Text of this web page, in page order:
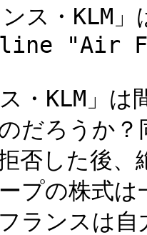
ス・KLM」
"Air
・KLM」
だろうか
否した後、
プの株式
ランスは